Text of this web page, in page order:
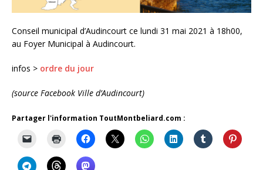
Conseil municipal d’Audincourt ce lundi 31 mai 2021 à 18h00,
au Foyer Municipal à Audincourt.
infos > ordre du jour
(source Facebook Ville d’Audincourt)
Partager l'information ToutMontbeliard.com :